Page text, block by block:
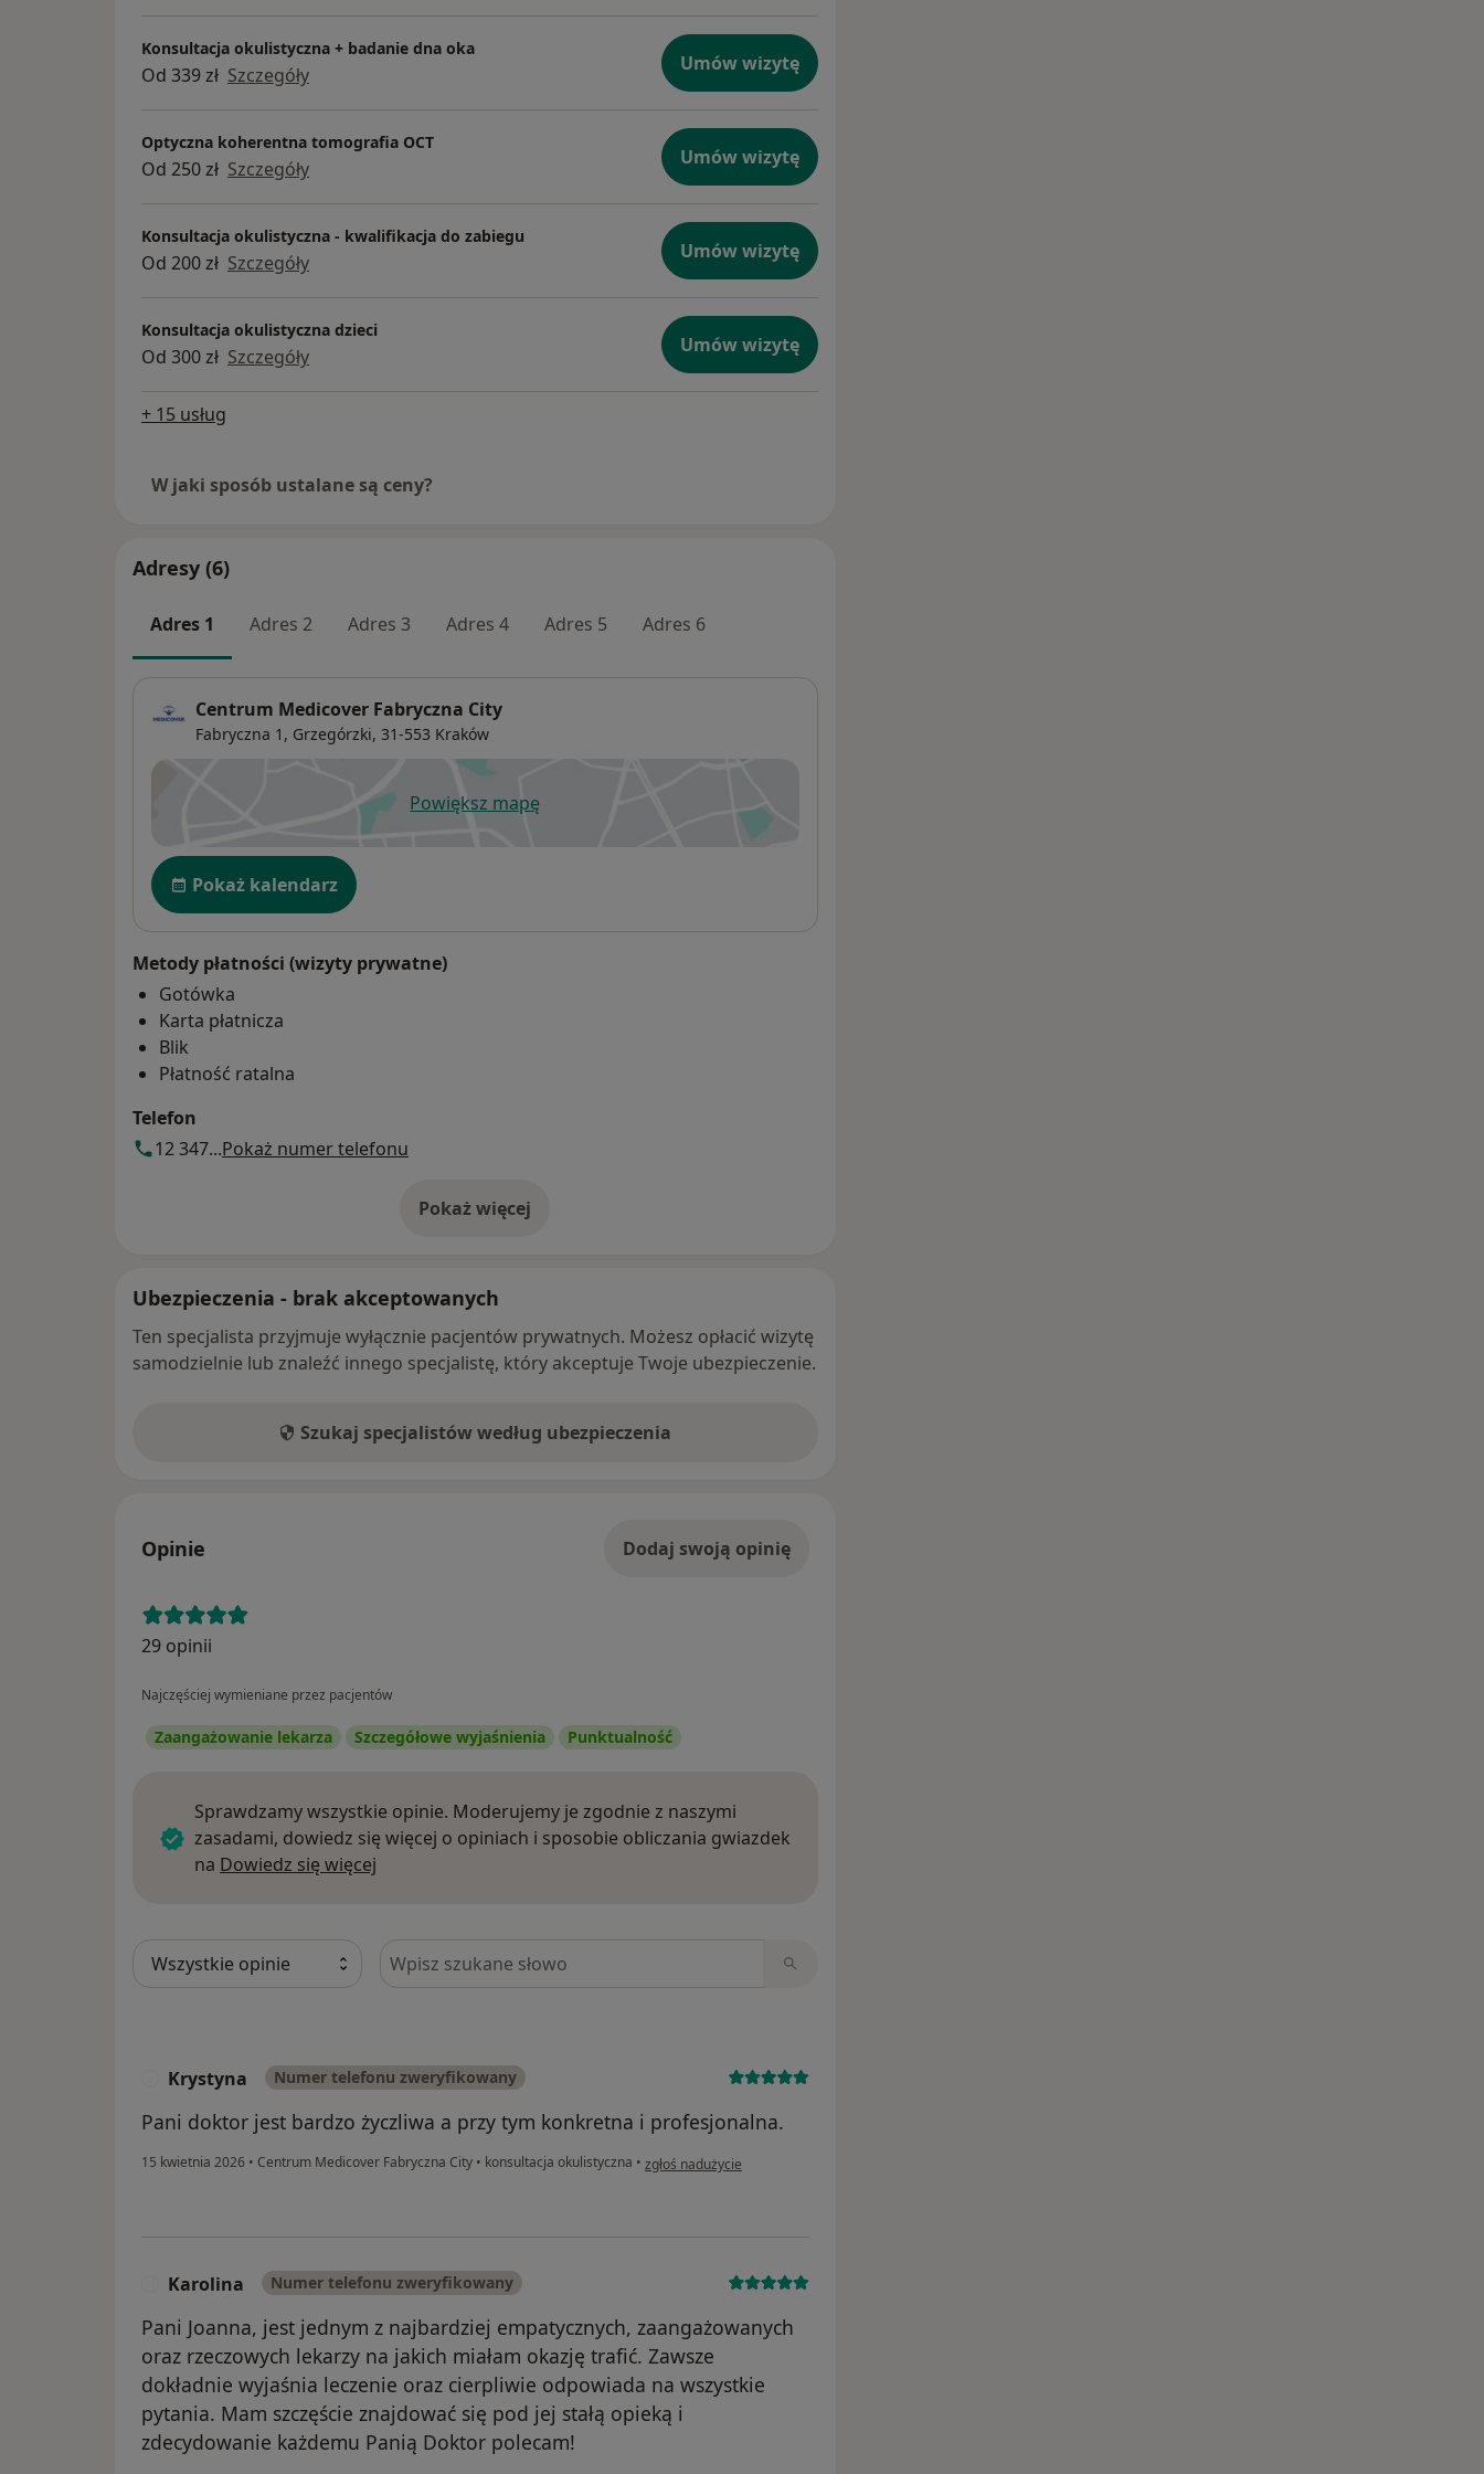
Konsultacja okulistyczna + badanie dna oka
Od 339 zł Szczegóły Umów wizytę
Optyczna koherentna tomografia OCT
Od 250 zł Szczegóły Umów wizytę
Konsultacja okulistyczna - kwalifikacja do zabiegu
Od 200 zł Szczegóły Umów wizytę
Konsultacja okulistyczna dzieci
Od 300 zł Szczegóły Umów wizytę
+ 15 usług
W jaki sposób ustalane są ceny?
Adresy (6)
Adres 1 Adres 2 Adres 3 Adres 4 Adres 5 Adres 6
Centrum Medicover Fabryczna City
Fabryczna 1, Grzegórzki, 31-553 Kraków
Powiększ mapęotwiera się w nowej karcie
Dostępność
Pokaż kalendarz
Metody płatności (wizyty prywatne)
Gotówka
Karta płatnicza
Blik
Płatność ratalna
Telefon
12 347...Pokaż numer telefonu
Pokaż więcej
o adresie
Ubezpieczenia - brak akceptowanych
Ten specjalista przyjmuje wyłącznie pacjentów prywatnych. Możesz opłacić wizytę
samodzielnie lub znaleźć innego specjalistę, który akceptuje Twoje ubezpieczenie.
Szukaj specjalistów według ubezpieczenia
Opinie Dodaj swoją opinię
29 opinii
Najczęściej wymieniane przez pacjentów
Zaangażowanie lekarza Szczegółowe wyjaśnienia Punktualność
Sprawdzamy wszystkie opinie. Moderujemy je zgodnie z naszymi
zasadami, dowiedz się więcej o opiniach i sposobie obliczania gwiazdek
na Dowiedz się więcej
Szukaj w opiniach
Krystyna Numer telefonu zweryfikowany
Pani doktor jest bardzo życzliwa a przy tym konkretna i profesjonalna.
15 kwietnia 2026 • Centrum Medicover Fabryczna City • konsultacja okulistyczna • w opinii użytkownika Krystyna
zgłoś nadużycie
Karolina Numer telefonu zweryfikowany
Pani Joanna, jest jednym z najbardziej empatycznych, zaangażowanych
oraz rzeczowych lekarzy na jakich miałam okazję trafić. Zawsze
dokładnie wyjaśnia leczenie oraz cierpliwie odpowiada na wszystkie
pytania. Mam szczęście znajdować się pod jej stałą opieką i
zdecydowanie każdemu Panią Doktor polecam!